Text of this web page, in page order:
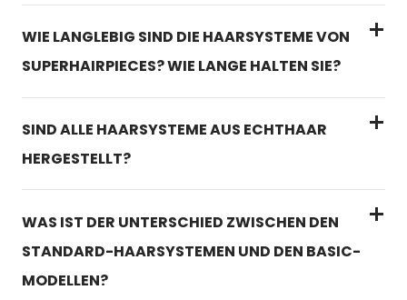
WIE LANGLEBIG SIND DIE HAARSYSTEME VON
SUPERHAIRPIECES? WIE LANGE HALTEN SIE?
SIND ALLE HAARSYSTEME AUS ECHTHAAR
HERGESTELLT?
WAS IST DER UNTERSCHIED ZWISCHEN DEN
STANDARD-HAARSYSTEMEN UND DEN BASIC-
MODELLEN?